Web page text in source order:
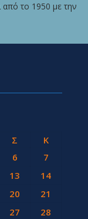
από το 1950 με την
Σ
Κ
6
7
13
14
20
21
27
28